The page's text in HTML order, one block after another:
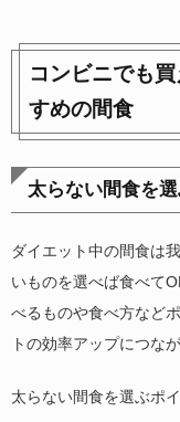
コンビニでも
すめの間食
太らない間食を
ダイエット中の間食は
いものを選べば食べて
べるものや食べ方など
トの効率アップにつな
太らない間食を選ぶポ